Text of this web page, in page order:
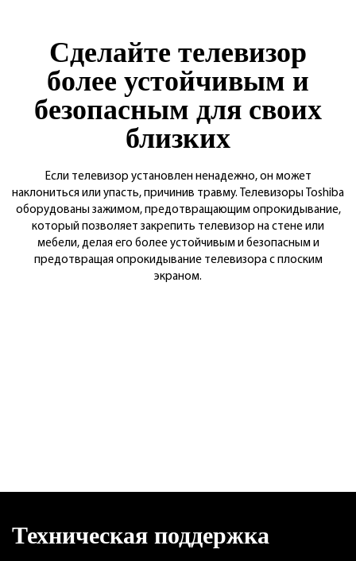
Сделайте телевизор
более устойчивым и
безопасным для своих
близких
Если телевизор установлен ненадежно, он может
наклониться или упасть, причинив травму. Телевизоры Toshiba
оборудованы зажимом, предотвращающим опрокидывание,
который позволяет закрепить телевизор на стене или
мебели, делая его более устойчивым и безопасным и
предотвращая опрокидывание телевизора с плоским
экраном.
Техническая поддержка